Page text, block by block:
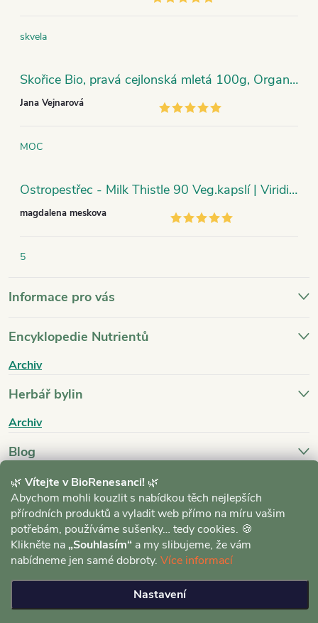
🌿 Vítejte v BioRenesanci! 🌿
Abychom mohli kouzlit s nabídkou těch nejlepších
přírodních produktů a vyladit web přímo na míru vašim
potřebám, používáme sušenky… tedy cookies. 🍪
Klikněte na „Souhlasím“ a my slibujeme, že vám
nabídneme jen samé dobroty. Více informací
Nastavení
skvela
Skořice Bio, pravá cejlonská mletá 100g, Organic India
Jana Vejnarová
MOC
Ostropestřec - Milk Thistle 90 Veg.kapslí | Viridian
magdalena meskova
5
Informace pro vás
Encyklopedie Nutrientů
Archiv
Herbář bylin
Archiv
Blog
Archiv
nastavení cookies